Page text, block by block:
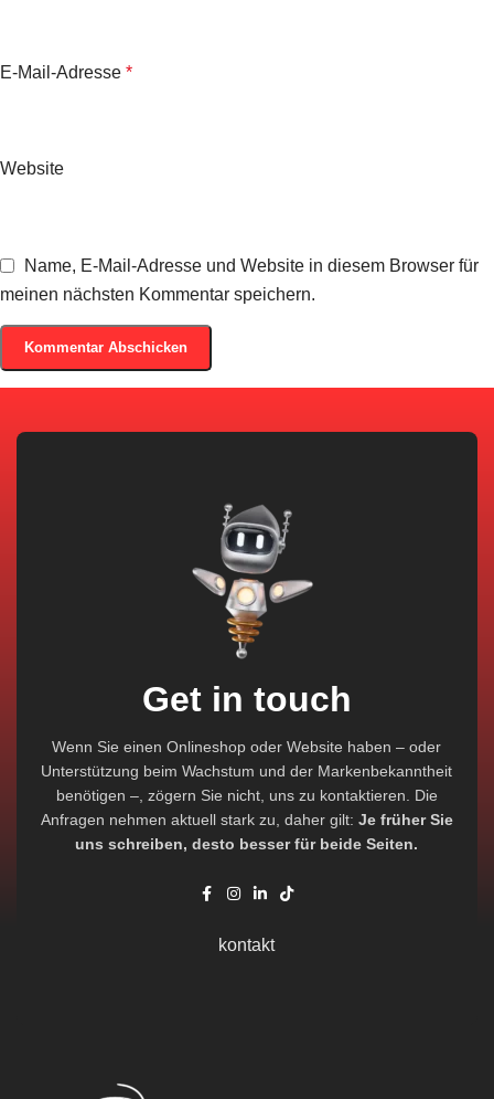
E-Mail-Adresse *
Website
Name, E-Mail-Adresse und Website in diesem Browser für
meinen nächsten Kommentar speichern.
Get in touch
Wenn Sie einen Onlineshop oder Website haben – oder
Unterstützung beim Wachstum und der Markenbekanntheit
benötigen –, zögern Sie nicht, uns zu kontaktieren. Die
Anfragen nehmen aktuell stark zu, daher gilt: Je früher Sie
uns schreiben, desto besser für beide Seiten.
kontakt